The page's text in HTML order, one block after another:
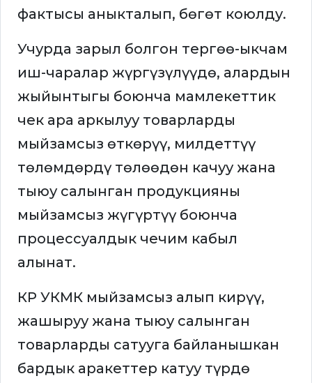
фактысы аныкталып, бөгөт коюлду.
Учурда зарыл болгон тергөө-ыкчам
иш-чаралар жүргүзүлүүдө, алардын
жыйынтыгы боюнча мамлекеттик
чек ара аркылуу товарларды
мыйзамсыз өткөрүү, милдеттүү
төлөмдөрдү төлөөдөн качуу жана
тыюу салынган продукцияны
мыйзамсыз жүгүртүү боюнча
процессуалдык чечим кабыл
алынат.
КР УКМК мыйзамсыз алып кирүү,
жашыруу жана тыюу салынган
товарларды сатууга байланышкан
бардык аракеттер катуу түрдө